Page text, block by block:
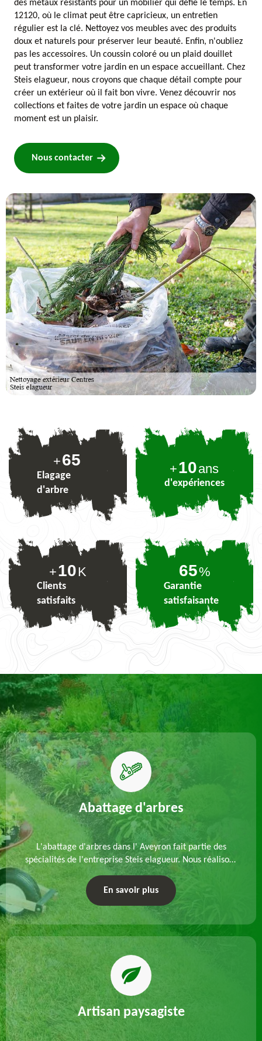
des métaux résistants pour un mobilier qui défie le temps. En
12120, où le climat peut être capricieux, un entretien
régulier est la clé. Nettoyez vos meubles avec des produits
doux et naturels pour préserver leur beauté. Enfin, n'oubliez
pas les accessoires. Un coussin coloré ou un plaid douillet
peut transformer votre jardin en un espace accueillant. Chez
Steis elagueur, nous croyons que chaque détail compte pour
créer un extérieur où il fait bon vivre. Venez découvrir nos
collections et faites de votre jardin un espace où chaque
moment est un plaisir.
Nous contacter
+79
Elagage
d'arbre
+10ans
d'expériences
+10K
Clients
satisfaits
79%
Garantie
satisfaisante
Abattage d'arbres
L'abattage d'arbres dans l' Aveyron fait partie des
spécialités de l'entreprise Steis elagueur. Nous réalisons
un abattage direct ou par démontage, tenant compte
des particularités du site et des végétaux.
En savoir plus
Artisan paysagiste